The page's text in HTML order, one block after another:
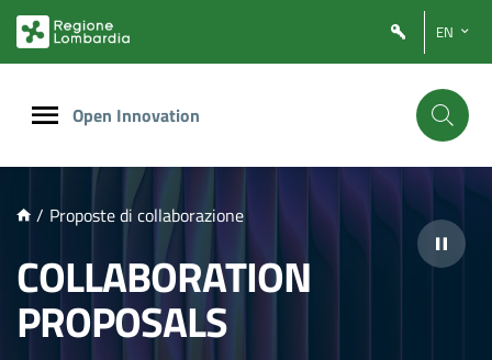
PRINCIPALE
EN
Open Innovation
/ Proposte di collaborazione
COLLABORATION
PROPOSALS